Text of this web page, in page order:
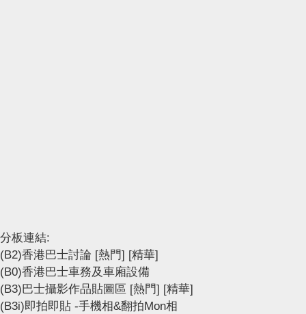
分板連結:
(B2)香港巴士討論 [熱門] [精華]
(B0)香港巴士車務及車廂設備
(B3)巴士攝影作品貼圖區 [熱門] [精華]
(B3i)即拍即貼 -手機相&翻拍Mon相